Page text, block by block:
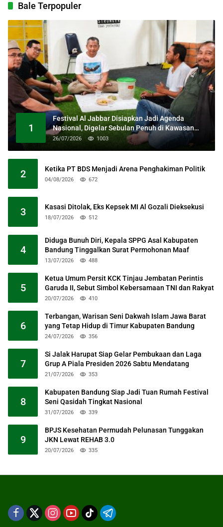
Bale Terpopuler
1
Festival Al Jabbar Disiapkan Jadi Agenda
Nasional, Digelar Sebulan Penuh di Kawasan
Masjid Raya Al Jabbar
26/07/2026 1003
2 Ketika PT BDS Menjadi Arena Penghakiman Politik
04/08/2026 672
3 Kasasi Ditolak, Eks Kepsek MI Al Gozali Dieksekusi
18/07/2026 512
4
Diduga Bunuh Diri, Kepala SPPG Asal Kabupaten
Bandung Tinggalkan Surat Permohonan Maaf
13/07/2026 488
5
Ketua Umum Persit KCK Tinjau Jembatan Perintis
Garuda II, Sebut Simbol Kebersamaan TNI dan Rakyat
20/07/2026 410
6
Terbangan, Warisan Seni Dakwah Islam Jawa Barat
yang Tetap Hidup di Timur Kabupaten Bandung
24/07/2026 356
7
Si Jalak Harupat Siap Gelar Pembukaan dan Laga
Grup A Piala Presiden 2026 Sabtu Mendatang
21/07/2026 353
8
Kabupaten Bandung Siap Jadi Tuan Rumah Festival
Seni Qasidah Tingkat Nasional
31/07/2026 339
9
BPJS Kesehatan Permudah Pelunasan Tunggakan
JKN Lewat REHAB 3.0
20/07/2026 335